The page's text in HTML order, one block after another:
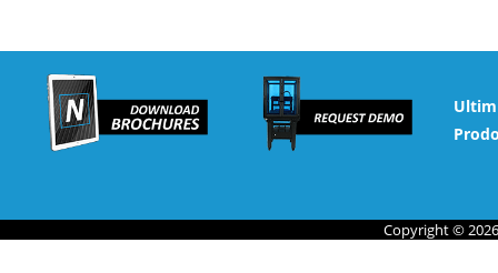
Copyright ©